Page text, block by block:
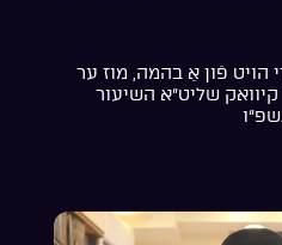
הויט פֿון אַ בהמה, מוז ער
קיוואק שליט”א השיעור